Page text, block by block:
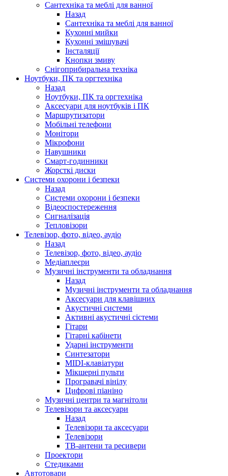
Сантехніка та меблі для ванної
Назад
Сантехніка та меблі для ванної
Кухонні мийки
Кухонні змішувачі
Інсталяції
Кнопки змиву
Снігоприбиральна техніка
Ноутбуки, ПК та оргтехніка
Назад
Ноутбуки, ПК та оргтехніка
Аксесуари для ноутбуків і ПК
Маршрутизатори
Мобільні телефони
Монітори
Мікрофони
Навушники
Смарт-годинники
Жорсткі диски
Системи охорони і безпеки
Назад
Системи охорони і безпеки
Відеоспостереження
Сигналізація
Тепловізори
Телевізор, фото, відео, аудіо
Назад
Телевізор, фото, відео, аудіо
Медіаплеєри
Музичні інструменти та обладнання
Назад
Музичні інструменти та обладнання
Аксесуари для клавішних
Акустичні системи
Активні акустичні сістеми
Гітари
Гітарні кабінети
Ударні інструменти
Синтезатори
MIDI-клавіатури
Мікшерні пульти
Програвачі вінілу
Цифрові піаніно
Музичні центри та магнітоли
Телевізори та аксесуари
Назад
Телевізори та аксесуари
Телевізори
ТВ-антени та ресивери
Проектори
Стедиками
Автотовари